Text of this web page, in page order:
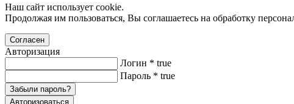
Наш сайт использует cookie.
Продолжая им пользоваться, Вы соглашаетесь на обработку
Согласен
Авторизация
Логин * true
Пароль * true
Забыли пароль?
Авторизоваться